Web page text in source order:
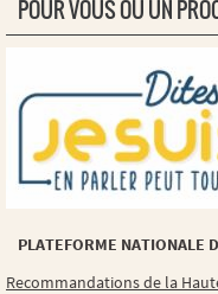
POUR VOUS OU UN
PLATEFORME NATIONALE
Recommandations de la